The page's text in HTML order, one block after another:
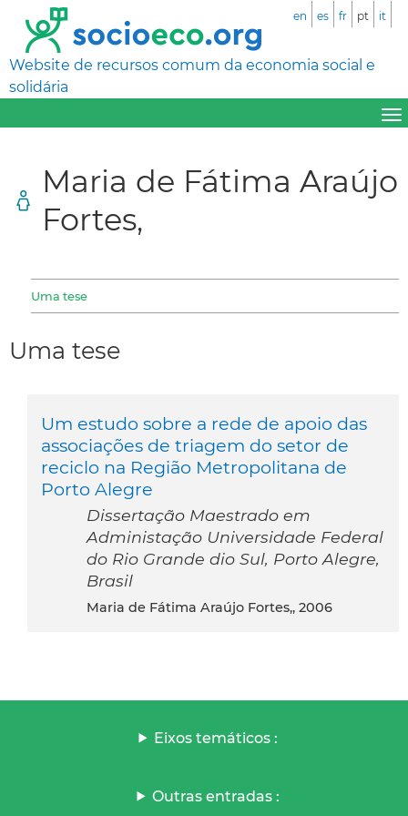
Website de recursos comum da economia social e
solidária
en es fr pt it
Maria de Fátima Araújo
Fortes,
Uma tese
Uma tese
Um estudo sobre a rede de apoio das
associações de triagem do setor de
reciclo na Região Metropolitana de
Porto Alegre
Dissertação Maestrado em
Administação Universidade Federal
do Rio Grande dio Sul, Porto Alegre,
Brasil
Maria de Fátima Araújo Fortes,, 2006
Eixos temáticos :
Outras entradas :